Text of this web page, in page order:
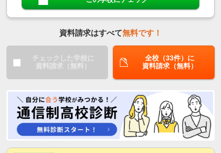
資料請求はすべて無料です！
チェックした学校に
資料請求（無料）
全校（33件）に
資料請求（無料）